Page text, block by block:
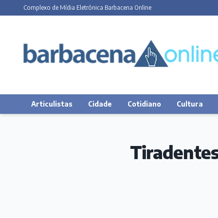
Complexo de Mídia Eletrônica Barbacena Online
Articulistas Cidade Cotidiano Cultura